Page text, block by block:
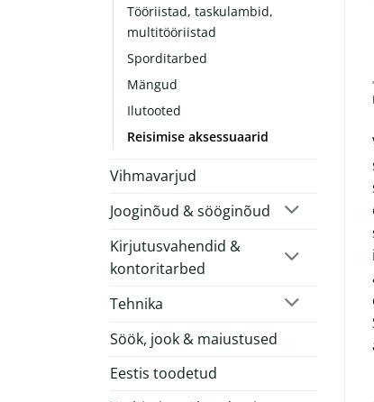
Tööriistad, taskulambid,
multitööriistad
Sporditarbed
Mängud
Ilutooted
Reisimise aksessuaarid
Vihmavarjud
Jooginõud & sööginõud
Kirjutusvahendid &
kontoritarbed
Tehnika
Söök, jook & maiustused
Eestis toodetud